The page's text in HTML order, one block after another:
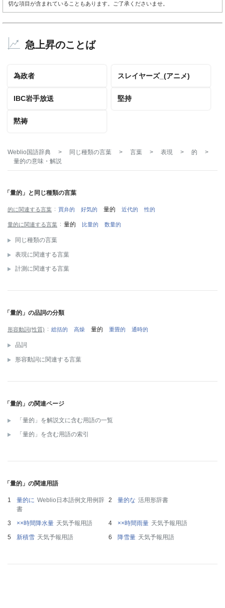
切な項目が含まれていることもあります。ご了承くださいませ。
急上昇のことば
為政者 スレイヤーズ_(アニメ)
IBC岩手放送 堅持
黙祷
Weblio国語辞典 > 同じ種類の言葉 > 言葉 > 表現 > 的
>
量的の意味・解説
「量的」と同じ種類の言葉
的に関連する言葉 買弁的 好気的 量的 近代的 性的
量的に関連する言葉 量的 比量的 数量的
同じ種類の言葉
表現に関連する言葉
計測に関連する言葉
「量的」の品詞の分類
形容動詞(性質) 総括的 高燥 量的 重畳的 通時的
品詞
形容動詞に関連する言葉
「量的」の関連ページ
「量的」を解説文に含む用語の一覧
「量的」を含む用語の索引
「量的」の関連用語
量的に Weblio日本語例文用例辞
書
量的な 活用形辞書
××時間降水量 天気予報用語 ××時間雨量 天気予報用語
新積雪 天気予報用語 降雪量 天気予報用語